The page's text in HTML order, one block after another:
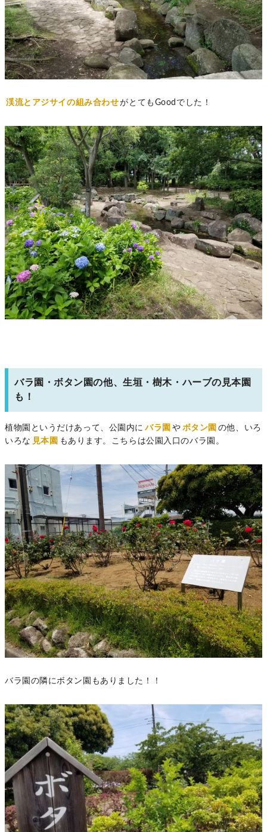
渓流とアジサイの組み合わせがとてもGoodでした！
バラ園・ボタン園の他、生垣・樹木・ハーブの見本園
も！
植物園というだけあって、公園内に バラ園 や ボタン園 の他、いろ
いろな 見本園 もあります。こちらは公園入口のバラ園。
バラ園の隣にボタン園もありました！！